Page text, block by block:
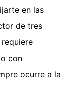
en las
de tres
con
ocurre a la